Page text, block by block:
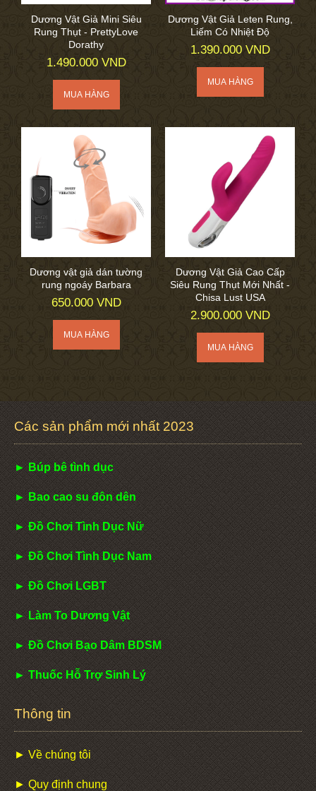
Dương Vật Giả Mini Siêu
Rung Thụt - PrettyLove
Dorathy
1.490.000 VND
Dương Vật Giả Leten Rung,
Liếm Có Nhiệt Độ
1.390.000 VND
Dương vật giả dán tường
rung ngoáy Barbara
650.000 VND
Dương Vật Giả Cao Cấp
Siêu Rung Thụt Mới Nhất -
Chisa Lust USA
2.900.000 VND
Các sản phẩm mới nhất 2023
► Búp bê tình dục
► Bao cao su đôn dên
► Đồ Chơi Tình Dục Nữ
► Đồ Chơi Tình Dục Nam
► Đồ Chơi LGBT
► Làm To Dương Vật
► Đồ Chơi Bạo Dâm BDSM
► Thuốc Hỗ Trợ Sinh Lý
Thông tin
► Về chúng tôi
► Quy định chung